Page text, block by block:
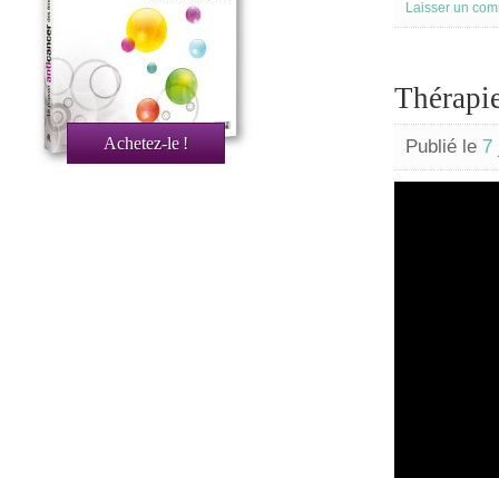
Achetez-le !
Laisser un
Publié le 7